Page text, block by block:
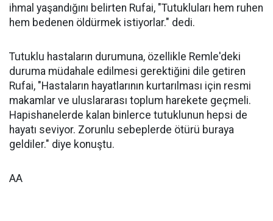
ihmal yaşandığını belirten Rufai, "Tutukluları hem ruhen
hem bedenen öldürmek istiyorlar." dedi.
Tutuklu hastaların durumuna, özellikle Remle'deki
duruma müdahale edilmesi gerektiğini dile getiren
Rufai, "Hastaların hayatlarının kurtarılması için resmi
makamlar ve uluslararası toplum harekete geçmeli.
Hapishanelerde kalan binlerce tutuklunun hepsi de
hayatı seviyor. Zorunlu sebeplerde ötürü buraya
geldiler." diye konuştu.
AA